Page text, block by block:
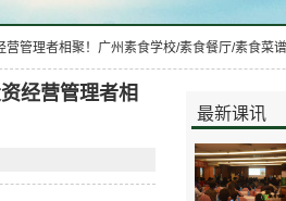
管理者相聚！广州素食学校/素食餐厅/素食菜
最新课讯
经营管理者相